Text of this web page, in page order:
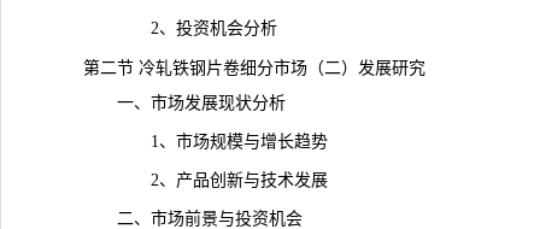
2、投资机会分析
第二节 冷轧铁钢片卷细分市场（二）发展研究
一、市场发展现状分析
1、市场规模与增长趋势
2、产品创新与技术发展
二、市场前景与投资机会